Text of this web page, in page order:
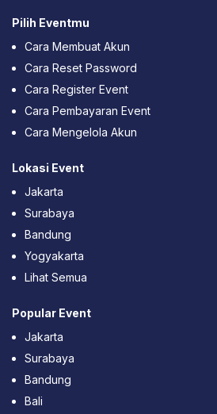
Pilih Eventmu
Cara Membuat Akun
Cara Reset Password
Cara Register Event
Cara Pembayaran Event
Cara Mengelola Akun
Lokasi Event
Jakarta
Surabaya
Bandung
Yogyakarta
Lihat Semua
Popular Event
Jakarta
Surabaya
Bandung
Bali